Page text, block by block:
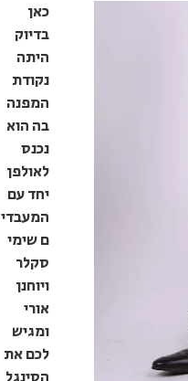
כאן
בדיוק
היתה
נקודת
המפנה
בה הוא
נכנס
לאולפן
יחד עם
המעבדי
ם שימי
סקלר
ויוחנן
אורי
ומגיש
לכם את